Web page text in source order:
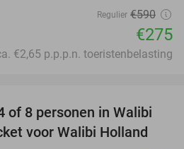
Regulier €590
€275
€2,65 p.p.p.n. toeristenbelasting
20%
of 8 personen in Walibi
voor Walibi Holland